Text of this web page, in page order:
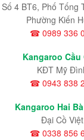
Số 4 BT6, Phố Tống
Phường Kiến
☎ 0989 336
Kangaroo Cầu
KĐT Mỹ
☎ 0943 838
Kangaroo Hai
Đại Cồ Việt
☎ 0338 856